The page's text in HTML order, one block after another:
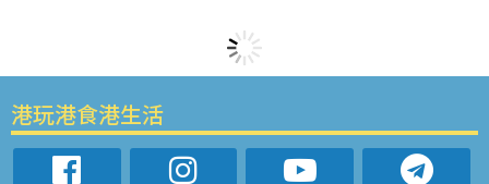
港玩港食港生活